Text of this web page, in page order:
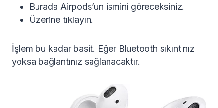
Burada Airpods’un ismini göreceksiniz.
Üzerine tıklayın.
İşlem bu kadar basit. Eğer Bluetooth sıkıntınız
yoksa bağlantınız sağlanacaktır.